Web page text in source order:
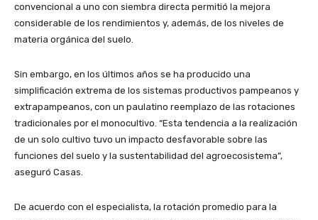
convencional a uno con siembra directa permitió la mejora
considerable de los rendimientos y, además, de los niveles de
materia orgánica del suelo.
Sin embargo, en los últimos años se ha producido una
simplificación extrema de los sistemas productivos pampeanos y
extrapampeanos, con un paulatino reemplazo de las rotaciones
tradicionales por el monocultivo. “Esta tendencia a la realización
de un solo cultivo tuvo un impacto desfavorable sobre las
funciones del suelo y la sustentabilidad del agroecosistema”,
aseguró Casas.
De acuerdo con el especialista, la rotación promedio para la